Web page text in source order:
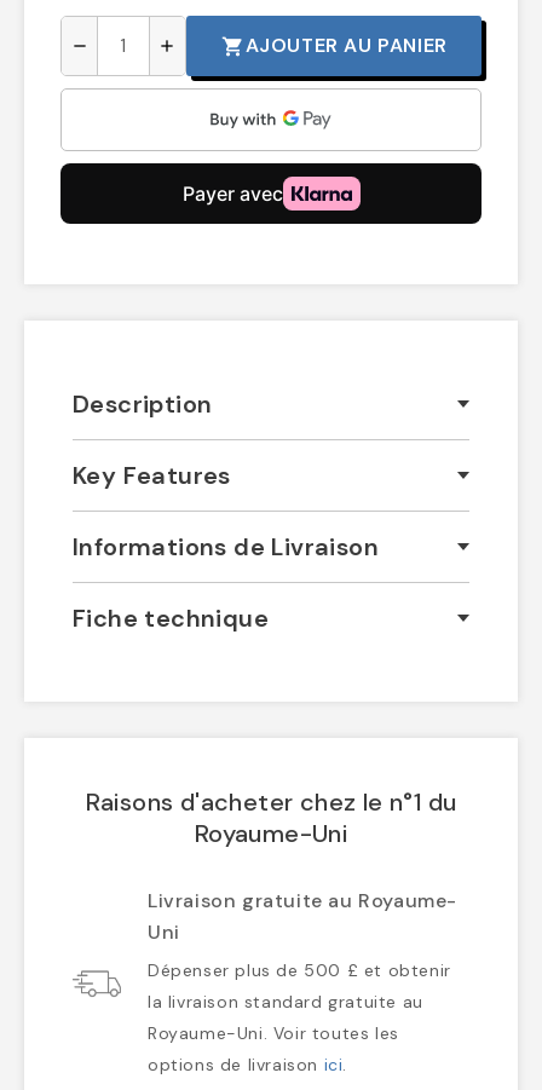
remove add shopping_cartAJOUTER AU PANIER
Description
Key Features
Informations de Livraison
Fiche technique
Raisons d'acheter chez le n°1 du
Royaume-Uni
Livraison gratuite au Royaume-
Uni
Dépenser plus de 500 £ et obtenir
la livraison standard gratuite au
Royaume-Uni. Voir toutes les
options de livraison ici.